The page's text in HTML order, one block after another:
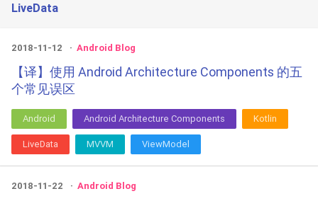
LiveData
2018-11-12 Android Blog
【译】使用 Android Architecture Components 的五
个常见误区
Android Android Architecture Components Kotlin
LiveData MVVM ViewModel
2018-11-22 Android Blog